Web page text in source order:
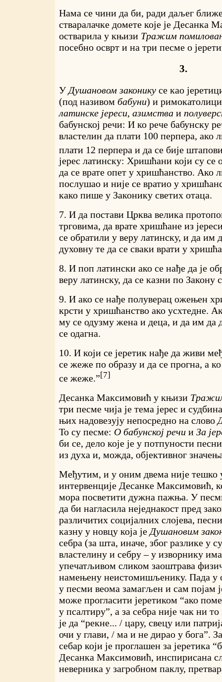
Нама се чини да би, ради даљег
стваралачке домете које је Десанка
остварила у књизи Тражим
посебно осврт и на три песме о
3.
У Душановом законику се као
(под називом бабуни) и
латинске јереси, азимства и
бабунској речи: И ко рече бабунску
властелин да плати 100 перпера, ако
плати 12 перпера и да се бије
јерес латинску: Хришћани који су се
да се врате опет у хришћанство. Ако
послушао и није се вратио у
како пише у Законику светих отаца.
7. И да постави Црква велика
трговима, да врате хришћане из
се обратили у веру латинску, и да им
духовну те да се сваки врати у
8. И поп латински ако се нађе да је
веру латинску, да се казни по Закону
9. И ако се нађе полуверац ожењен
крсти у хришћанство ако усхтедне.
му се одузму жена и деца, и да им да
се одагна.
10. И који се јеретик нађе да живи
се жеже по образу и да се прогна, а
се жеже.”[7]
Десанка Максимовић у књизи
три песме чија је тема јерес и
њих надовезују непосредно на слово
То су песме: О бабунској речи и За
би се, дело које је у потпуности
из духа и, можда, објективног
Међутим, и у оним двема није тешко
интервенције Десанке Максимовић,
мора посветити дужна пажња. У
да би нагласила неједнакост пред
различитих социјалних слојева,
казну у новцу која је Душановим
себра (за шта, иначе, због разлике у
властелину и себру – у изворнику
упечатљивом сликом заоштрава
намењену неистомишљенику. Пада у
у песми веома замагљен и сам појам
може прогласити јеретиком “ако
у псалтиру”, а за себра није чак ни
је да “рекне... / цару, свецу или
очи у глави, / ма и не дирао у бога”.
себар који је проглашен за јеретика
Десанка Максимовић, инспирисана
неверника у загробном паклу,